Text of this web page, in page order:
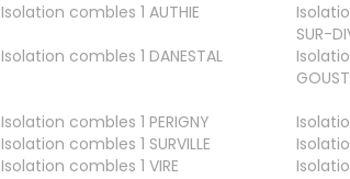
Isolation combles 1 AUTHIE
SUR-
Isolation combles 1 DANESTAL
Isolation combles 1 PERIGNY
Isolation combles 1 SURVILLE
Isolation combles 1 VIRE